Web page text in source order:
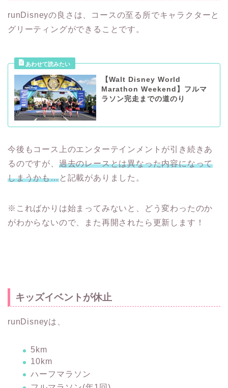
runDisneyの良さは、コースの至る所でキャラクターと
グリーティングができることです。
【Walt Disney World
Marathon Weekend】フルマ
ラソン完走までの道のり
今後もコース上のエンターテインメントが引き続きあ
るのですが、 過去のレースとは異なった内容になって
しまうかも…と記載がありました。
※こればかりは始まってみないと、どう変わったのか
がわからないので、また再開されたら更新します！
キッズイベントが休止
runDisneyは、
5km
10km
ハーフマラソン